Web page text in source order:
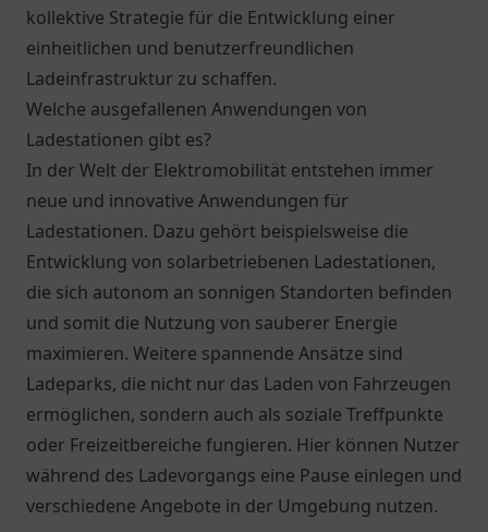
kollektive Strategie für die Entwicklung einer
einheitlichen und benutzerfreundlichen
Ladeinfrastruktur zu schaffen.
Welche ausgefallenen Anwendungen von
Ladestationen gibt es?
In der Welt der Elektromobilität entstehen immer
neue und innovative Anwendungen für
Ladestationen. Dazu gehört beispielsweise die
Entwicklung von solarbetriebenen Ladestationen,
die sich autonom an sonnigen Standorten befinden
und somit die Nutzung von sauberer Energie
maximieren. Weitere spannende Ansätze sind
Ladeparks, die nicht nur das Laden von Fahrzeugen
ermöglichen, sondern auch als soziale Treffpunkte
oder Freizeitbereiche fungieren. Hier können Nutzer
während des Ladevorgangs eine Pause einlegen und
verschiedene Angebote in der Umgebung nutzen.